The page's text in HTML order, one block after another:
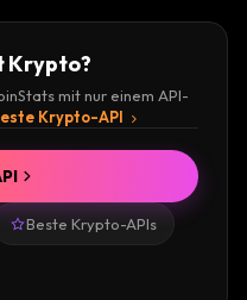
Krypto?
mit nur einem API-
Krypto-API
Beste Krypto-APIs